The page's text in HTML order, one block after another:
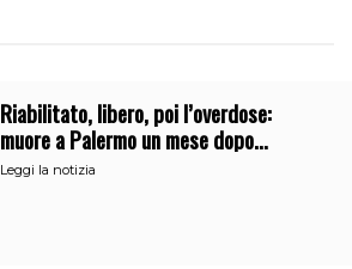
Riabilitato, libero, poi l’overdose:
muore a Palermo un mese dopo
l’uscita dalla comunità
Leggi la notizia